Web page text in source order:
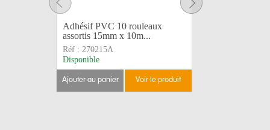
Adhésif PVC 10 rouleaux
assortis 15mm x 10m...
Réf : 270215A
Disponible
ajouter au panier voir le produit